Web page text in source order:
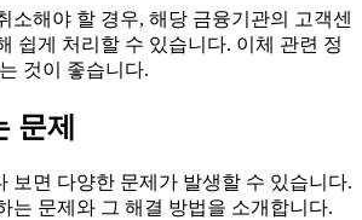
소해야 할 경우, 해당 금융기관의 고객센
쉽게 처리할 수 있습니다. 이체 관련 정
것이 좋습니다.
문제
보면 다양한 문제가 발생할 수 있습니다.
는 문제와 그 해결 방법을 소개합니다.